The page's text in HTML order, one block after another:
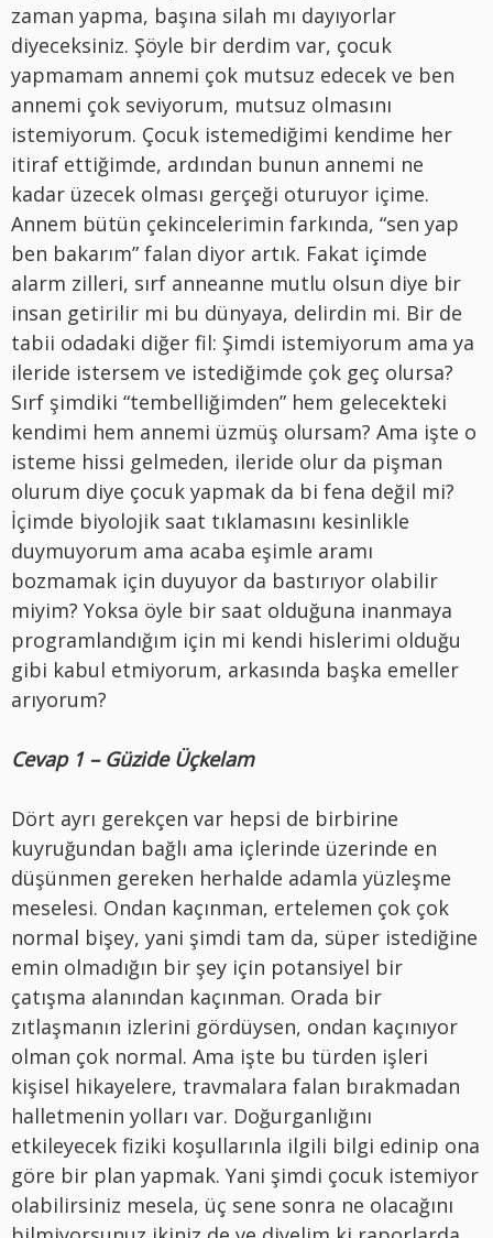
zaman yapma, başına silah mı dayıyorlar
diyeceksiniz. Şöyle bir derdim var, çocuk
yapmamam annemi çok mutsuz edecek ve ben
annemi çok seviyorum, mutsuz olmasını
istemiyorum. Çocuk istemediğimi kendime her
itiraf ettiğimde, ardından bunun annemi ne
kadar üzecek olması gerçeği oturuyor içime.
Annem bütün çekincelerimin farkında, “sen yap
ben bakarım” falan diyor artık. Fakat içimde
alarm zilleri, sırf anneanne mutlu olsun diye bir
insan getirilir mi bu dünyaya, delirdin mi. Bir de
tabii odadaki diğer fil: Şimdi istemiyorum ama ya
ileride istersem ve istediğimde çok geç olursa?
Sırf şimdiki “tembelliğimden” hem gelecekteki
kendimi hem annemi üzmüş olursam? Ama işte o
isteme hissi gelmeden, ileride olur da pişman
olurum diye çocuk yapmak da bi fena değil mi?
İçimde biyolojik saat tıklamasını kesinlikle
duymuyorum ama acaba eşimle aramı
bozmamak için duyuyor da bastırıyor olabilir
miyim? Yoksa öyle bir saat olduğuna inanmaya
programlandığım için mi kendi hislerimi olduğu
gibi kabul etmiyorum, arkasında başka emeller
arıyorum?
Cevap 1 – Güzide Üçkelam
Dört ayrı gerekçen var hepsi de birbirine
kuyruğundan bağlı ama içlerinde üzerinde en
düşünmen gereken herhalde adamla yüzleşme
meselesi. Ondan kaçınman, ertelemen çok çok
normal bişey, yani şimdi tam da, süper istediğine
emin olmadığın bir şey için potansiyel bir
çatışma alanından kaçınman. Orada bir
zıtlaşmanın izlerini gördüysen, ondan kaçınıyor
olman çok normal. Ama işte bu türden işleri
kişisel hikayelere, travmalara falan bırakmadan
halletmenin yolları var. Doğurganlığını
etkileyecek fiziki koşullarınla ilgili bilgi edinip ona
göre bir plan yapmak. Yani şimdi çocuk istemiyor
olabilirsiniz mesela, üç sene sonra ne olacağını